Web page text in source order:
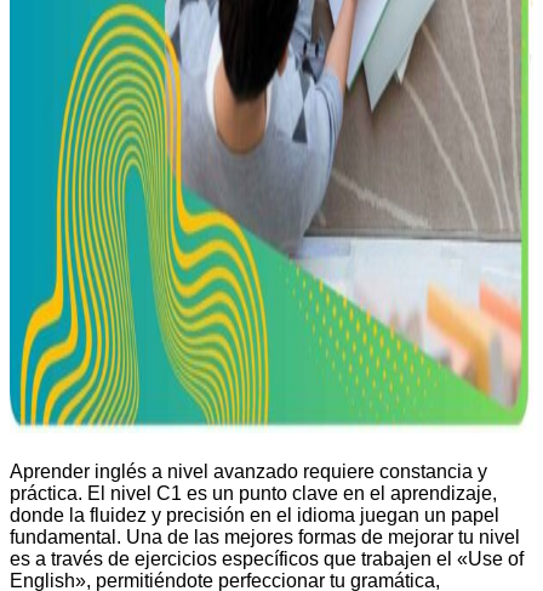
Aprender inglés a nivel avanzado requiere constancia y
práctica. El nivel C1 es un punto clave en el aprendizaje,
donde la fluidez y precisión en el idioma juegan un papel
fundamental. Una de las mejores formas de mejorar tu nivel
es a través de ejercicios específicos que trabajen el «Use of
English», permitiéndote perfeccionar tu gramática,